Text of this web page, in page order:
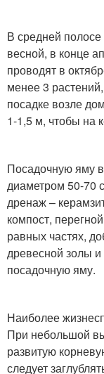
В средней
весной, в конце
проводят в
менее 3
посадке возле
1-1,5 м, чтобы на
Посадочную яму
диаметром 50-70
дренаж –
компост,
равных частях,
древесной золы
посадочную яму.
Наиболее
При небольшой
развитую
следует